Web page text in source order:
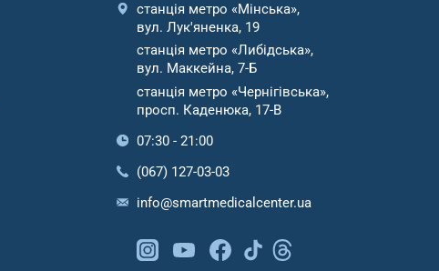
станція метро «Мінська»,
вул. Лук'яненка, 19
станція метро «Либідська»,
вул. Маккейна, 7-Б
станція метро «Чернігівська»,
просп. Каденюка, 17-В
07:30 - 21:00
(067) 127-03-03
info@smartmedicalcenter.ua